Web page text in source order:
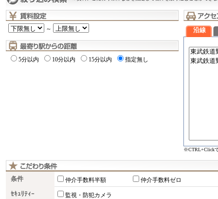
～
5分以内 10分以内 15分以内 指定無し
沿線
※CTRL+Click
条件 仲介手数料半額 仲介手数料ゼロ
ｾｷｭﾘﾃｨｰ 監視・防犯カメラ